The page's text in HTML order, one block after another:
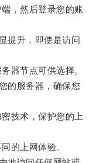
，然后登录您的账
升，即使是访问
节点可供选择。
服务器，确保您
技术，保护您的上
的上网体验。